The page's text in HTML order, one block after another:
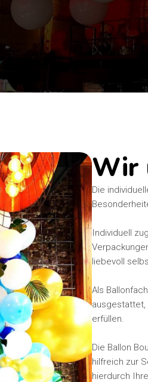
Wir
Die
Individuell
liebevoll
Als
ausgestattet,
erfüllen.
Die Ballon
hilfreich zur
hierdurch